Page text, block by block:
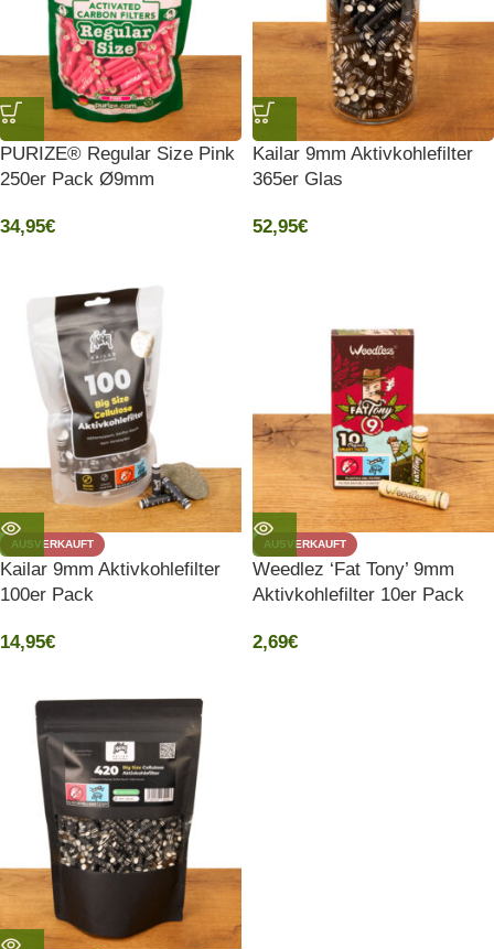
PURIZE® Regular Size Pink
250er Pack Ø9mm
34,95€
Kailar 9mm Aktivkohlefilter
365er Glas
52,95€
AUSVERKAUFT
Kailar 9mm Aktivkohlefilter
100er Pack
14,95€
AUSVERKAUFT
Weedlez ‘Fat Tony’ 9mm
Aktivkohlefilter 10er Pack
2,69€